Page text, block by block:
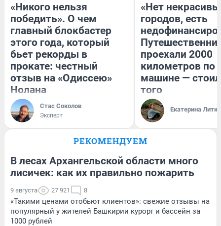
«Никого нельзя
победить». О чем
главный блокбастер
этого года, который
бьет рекорды в
прокате: честный
отзыв на «Одиссею»
Нолана
Стас Соколов
Эксперт
«Нет
городов, есть
проехали 2000
километров по
машине —
того
Екатерина
РЕКОМЕНДУЕМ
В лесах Архангельской области много
лисичек: как их правильно пожарить
9 августа 27 921 8
«Такими ценами отобьют клиентов»: свежие отзывы на
популярный у жителей Башкирии курорт и бассейн за
1000 рублей